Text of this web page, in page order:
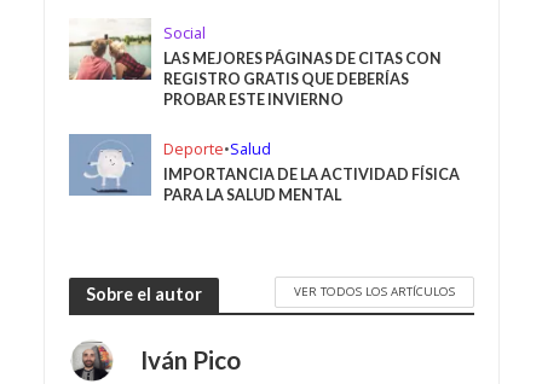
Social
LAS MEJORES PÁGINAS DE CITAS CON
REGISTRO GRATIS QUE DEBERÍAS
PROBAR ESTE INVIERNO
Deporte•Salud
IMPORTANCIA DE LA ACTIVIDAD FÍSICA
PARA LA SALUD MENTAL
Sobre el autor VER TODOS LOS ARTÍCULOS
Iván Pico